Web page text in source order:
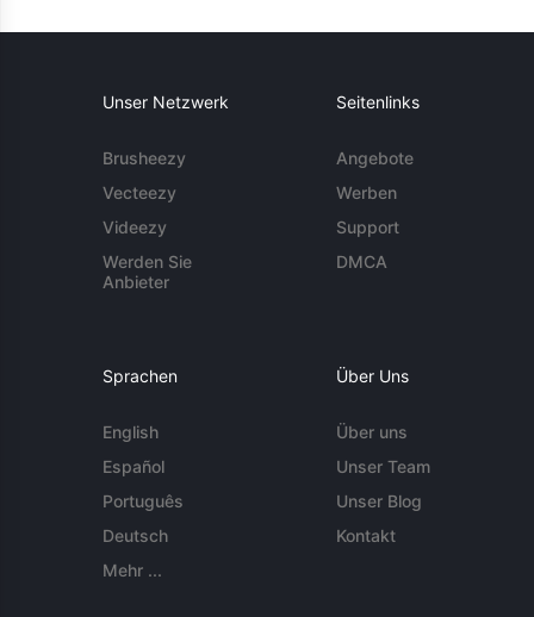
Unser Netzwerk
Brusheezy
Vecteezy
Videezy
Werden Sie
Anbieter
Seitenlinks
Angebote
Werben
Support
DMCA
Sprachen
English
Español
Português
Deutsch
Mehr ...
Über Uns
Über uns
Unser Team
Unser Blog
Kontakt